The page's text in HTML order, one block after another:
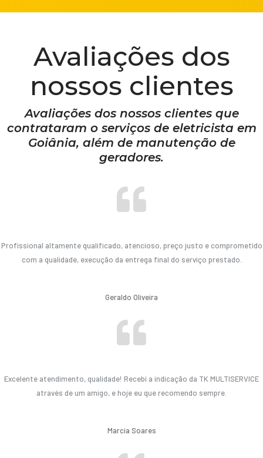
Avaliações dos
nossos clientes
Avaliações dos nossos clientes que
contrataram o serviços de eletricista em
Goiânia, além de manutenção de
geradores.
Profissional altamente qualificado, atencioso, preço justo e comprometido
com a qualidade, execução da entrega final do serviço prestado.
Geraldo Oliveira
Excelente atendimento, qualidade! Recebi a indicação da TK MULTISERVICE
através de um amigo, e hoje eu que recomendo sempre.
Marcia Soares